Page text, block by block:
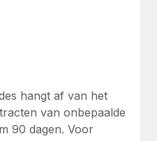
hangt af van het
van onbepaalde
90 dagen. Voor